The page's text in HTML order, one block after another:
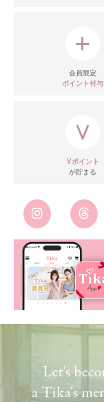
会員限定
ポイント付与
Vポイント
が貯まる